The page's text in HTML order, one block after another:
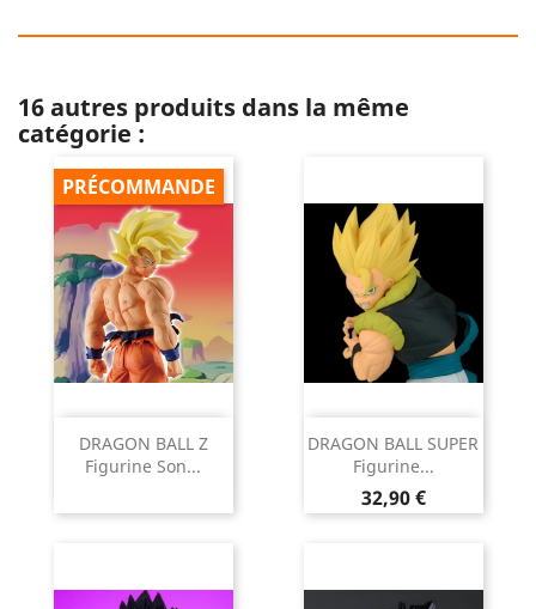
16 autres produits dans la même
catégorie :
DRAGON BALL Z
Figurine Son...
PRÉCOMMANDE
DRAGON BALL SUPER
Figurine...
Prix
32,90 €